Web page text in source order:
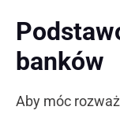
banków
Aby móc